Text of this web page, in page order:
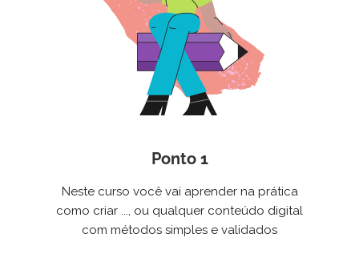
Ponto 1
Neste curso você vai aprender na prática
como criar ..., ou qualquer conteúdo digital
com métodos simples e validados